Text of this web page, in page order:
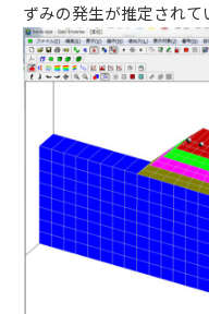
ずみの発生が推定されて